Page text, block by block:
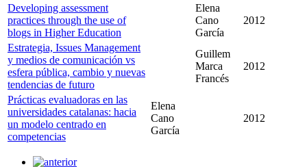
Developing assessment
practices through the use of
blogs in Higher Education
Elena
Cano
García
2012
Estrategia, Issues Management
y medios de comunicación vs
esfera pública, cambio y nuevas
tendencias de futuro
Guillem
Marca
Francés
2012
Prácticas evaluadoras en las
universidades catalanas: hacia
un modelo centrado en
competencias
Elena
Cano
García
2012